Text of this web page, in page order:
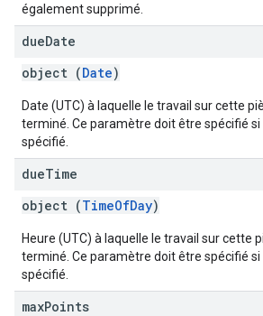
également supprimé.
dueDate
object (Date)
Date (UTC) à laquelle le travail sur cette
terminé. Ce paramètre doit être spécifié si
spécifié.
dueTime
object (TimeOfDay)
Heure (UTC) à laquelle le travail sur cette
terminé. Ce paramètre doit être spécifié si
spécifié.
maxPoints